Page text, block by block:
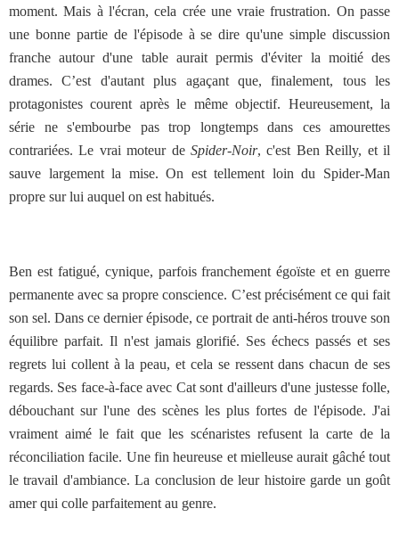
moment. Mais à l'écran, cela crée une vraie frustration. On passe
une bonne partie de l'épisode à se dire qu'une simple discussion
franche autour d'une table aurait permis d'éviter la moitié des
drames. C’est d'autant plus agaçant que, finalement, tous les
protagonistes courent après le même objectif. Heureusement, la
série ne s'embourbe pas trop longtemps dans ces amourettes
contrariées. Le vrai moteur de Spider-Noir, c'est Ben Reilly, et il
sauve largement la mise. On est tellement loin du Spider-Man
propre sur lui auquel on est habitués.
Ben est fatigué, cynique, parfois franchement égoïste et en guerre
permanente avec sa propre conscience. C’est précisément ce qui fait
son sel. Dans ce dernier épisode, ce portrait de anti-héros trouve son
équilibre parfait. Il n'est jamais glorifié. Ses échecs passés et ses
regrets lui collent à la peau, et cela se ressent dans chacun de ses
regards. Ses face-à-face avec Cat sont d'ailleurs d'une justesse folle,
débouchant sur l'une des scènes les plus fortes de l'épisode. J'ai
vraiment aimé le fait que les scénaristes refusent la carte de la
réconciliation facile. Une fin heureuse et mielleuse aurait gâché tout
le travail d'ambiance. La conclusion de leur histoire garde un goût
amer qui colle parfaitement au genre.